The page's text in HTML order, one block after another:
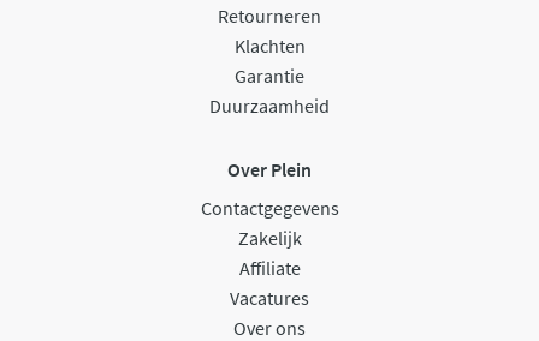
Retourneren
Klachten
Garantie
Duurzaamheid
Over Plein
Contactgegevens
Zakelijk
Affiliate
Vacatures
Over ons